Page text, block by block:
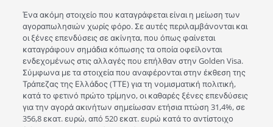
Ένα ακόμη στοιχείο που καταγράφεται είναι η μείωση των
αγοραπωλησιών χωρίς φόρο. Σε αυτές περιλαμβάνονται και
οι ξένες επενδύσεις σε ακίνητα, που όπως φαίνεται
καταγράφουν σημάδια κόπωσης τα οποία οφείλονται
ενδεχομένως στις αλλαγές που επήλθαν στην Golden Visa.
Σύμφωνα με τα στοιχεία που αναφέρονται στην έκθεση της
Τράπεζας της Ελλάδος (ΤΤΕ) για τη νομισματική πολιτική,
κατά το φετινό πρώτο τρίμηνο, οι καθαρές ξένες επενδύσεις
για την αγορά ακινήτων σημείωσαν ετήσια πτώση 31,4%, σε
356,8 εκατ. ευρώ, από 520 εκατ. ευρώ κατά το αντίστοιχο